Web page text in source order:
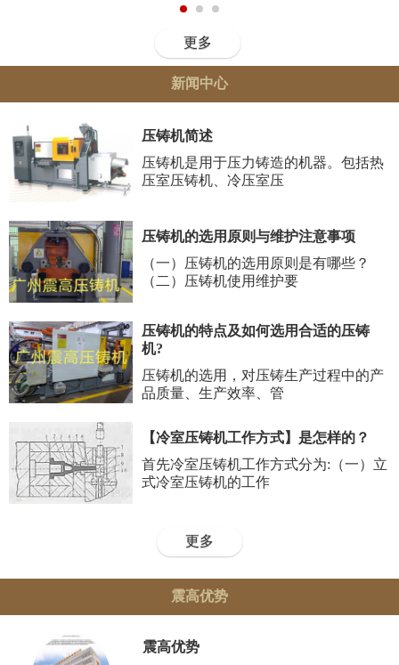
更多
新闻中心
压铸机简述
压铸机是用于压力铸造的机器。包括热
压室压铸机、冷压室压
压铸机的选用原则与维护注意事项
（一）压铸机的选用原则是有哪些？
（二）压铸机使用维护要
压铸机的特点及如何选用合适的压铸
机?
压铸机的选用，对压铸生产过程中的产
品质量、生产效率、管
【冷室压铸机工作方式】是怎样的？
首先冷室压铸机工作方式分为:（一）立
式冷室压铸机的工作
更多
震高优势
震高优势